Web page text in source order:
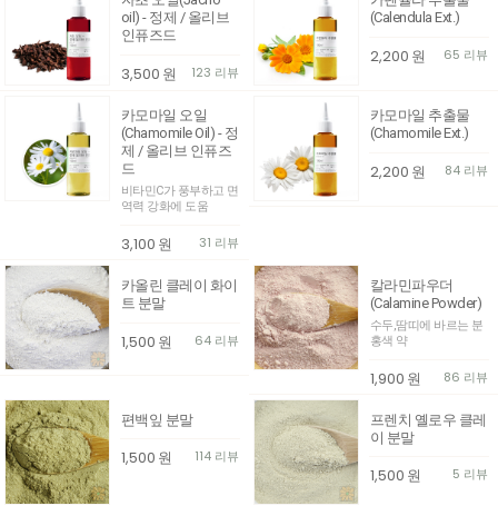
oil) - 정제 / 올리브
인퓨즈드
3,500 원 123 리뷰
(Calendula Ext.)
2,200 원 65 리뷰
카모마일 오일
(Chamomile Oil) - 정
제 / 올리브 인퓨즈
드
비타민C가 풍부하고 면
역력 강화에 도움
3,100 원 31 리뷰
카모마일 추출물
(Chamomile Ext.)
2,200 원 84 리뷰
카올린 클레이 화이
트 분말
1,500 원 64 리뷰
칼라민파우더
(Calamine Powder)
수두,땀띠에 바르는 분
홍색 약
1,900 원 86 리뷰
편백잎 분말
1,500 원 114 리뷰
프렌치 옐로우 클레
이 분말
1,500 원 5 리뷰